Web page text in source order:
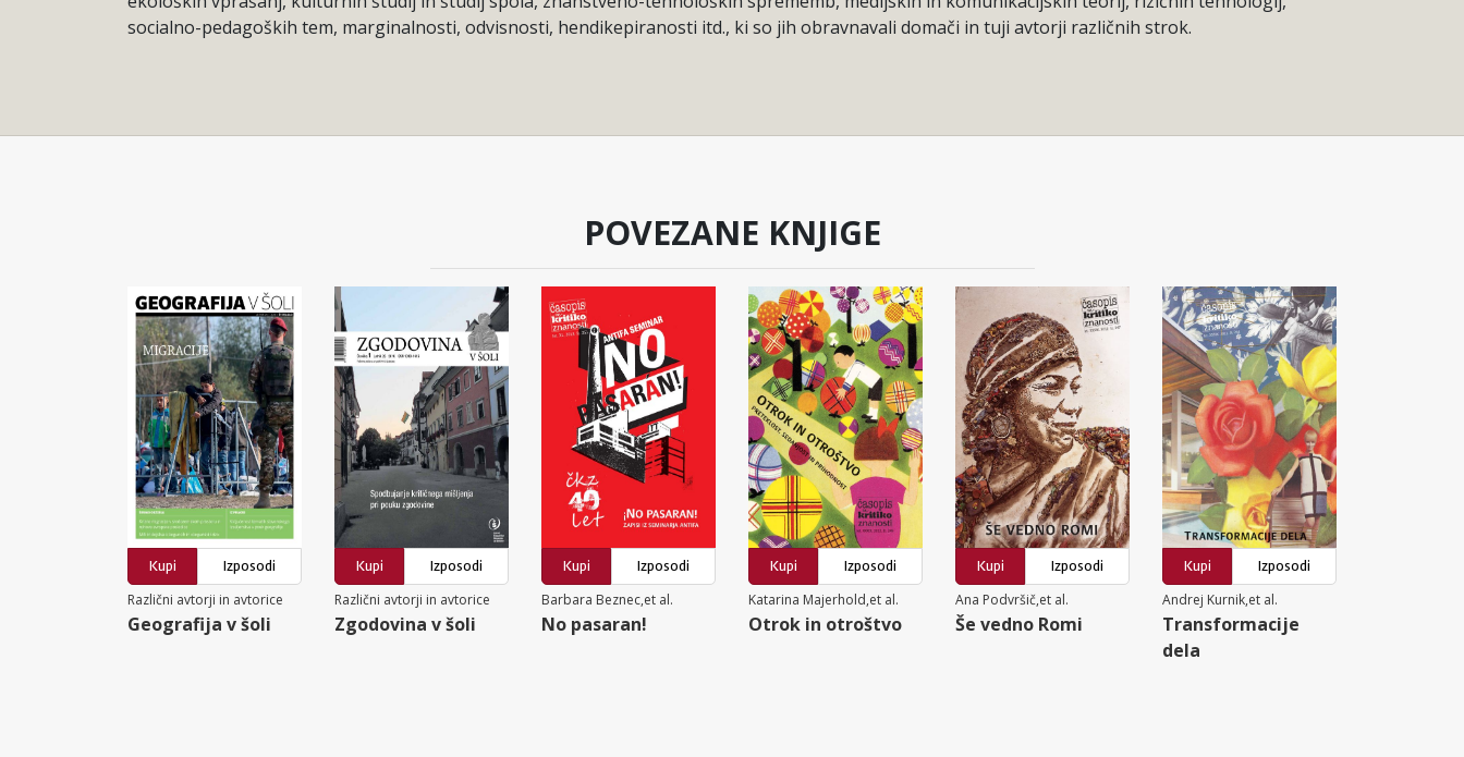
socialno-pedagoških tem, marginalnosti, odvisnosti, hendikepiranosti itd., ki so jih obravnavali domači in tuji avtorji različnih strok.
POVEZANE KNJIGE
Kupi
Izposodi
Različni avtorji in avtorice
Geografija v šoli
Kupi
Izposodi
Različni avtorji in avtorice
Zgodovina v šoli
Kupi
Izposodi
Barbara Beznec,et al.
No pasaran!
Kupi
Izposodi
Katarina Majerhold,et al.
Otrok in otroštvo
Kupi
Izposodi
Ana Podvršič,et al.
Še vedno Romi
Kupi
Izposodi
Andrej Kurnik,et al.
Transformacije
dela